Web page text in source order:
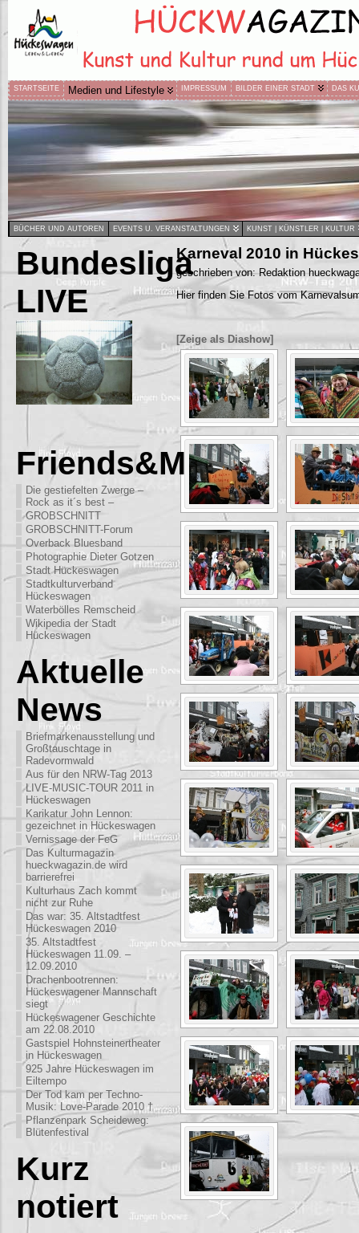
STARTSEITE Medien und Lifestyle IMPRESSUM BILDER EINER STADT DAS
BÜCHER UND AUTOREN EVENTS U. VERANSTALTUNGEN KUNST | KÜNSTLER | KULTUR
Bundesliga
LIVE
Friends&More
Die gestiefelten Zwerge –
Rock as it´s best –
GROBSCHNITT
GROBSCHNITT-Forum
Overback Bluesband
Photographie Dieter Gotzen
Stadt Hückeswagen
Stadtkulturverband
Hückeswagen
Waterbölles Remscheid
Wikipedia der Stadt
Hückeswagen
Aktuelle
News
Briefmarkenausstellung und
Großtauschtage in
Radevormwald
Aus für den NRW-Tag 2013
LIVE-MUSIC-TOUR 2011 in
Hückeswagen
Karikatur John Lennon:
gezeichnet in Hückeswagen
Vernissage der FeG
Das Kulturmagazin
hueckwagazin.de wird
barrierefrei
Kulturhaus Zach kommt
nicht zur Ruhe
Das war: 35. Altstadtfest
Hückeswagen 2010
35. Altstadtfest
Hückeswagen 11.09. –
12.09.2010
Drachenbootrennen:
Hückeswagener Mannschaft
siegt
Hückeswagener Geschichte
am 22.08.2010
Gastspiel Hohnsteinertheater
in Hückeswagen
925 Jahre Hückeswagen im
Eiltempo
Der Tod kam per Techno-
Musik: Love-Parade 2010 †
Pflanzenpark Scheideweg:
Blütenfestival
Kurz
notiert
Karneval 2010 in
geschrieben von: Redaktion
Hier finden Sie Fotos vom
[Zeige als Diashow]